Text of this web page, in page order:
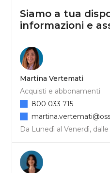
Siamo a tua
informazioni e
Martina Vertemati
Acquisti e abbonamenti
Da Lunedì al Venerdì,
800 033 715